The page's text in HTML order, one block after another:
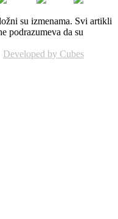
su izmenama. Svi artikli
podrazumeva da su
Developed by Cubes